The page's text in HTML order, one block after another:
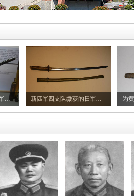
新四军四支队缴获的日军重机枪 新四军四支队缴获的日军指挥刀